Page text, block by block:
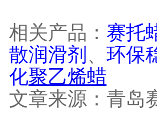
相关产品： 赛托
散润滑剂 、 环保
化聚乙烯蜡
文章来源：青岛